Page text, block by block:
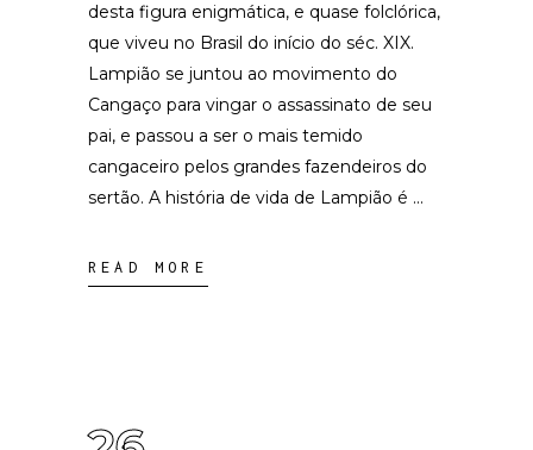
desta figura enigmática, e quase folclórica,
que viveu no Brasil do início do séc. XIX.
Lampião se juntou ao movimento do
Cangaço para vingar o assassinato de seu
pai, e passou a ser o mais temido
cangaceiro pelos grandes fazendeiros do
sertão. A história de vida de Lampião é
READ MORE